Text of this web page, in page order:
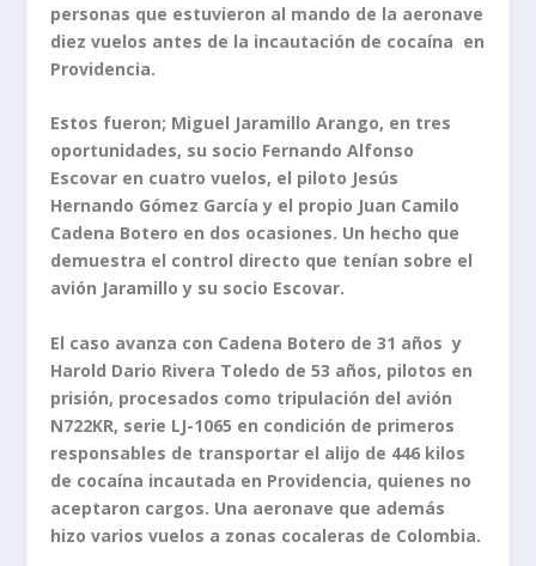
personas que estuvieron al mando de la aeronave
diez vuelos antes de la incautación de cocaína en
Providencia.
Estos fueron; Miguel Jaramillo Arango, en tres
oportunidades, su socio Fernando Alfonso
Escovar en cuatro vuelos, el piloto Jesús
Hernando Gómez García y el propio Juan Camilo
Cadena Botero en dos ocasiones. Un hecho que
demuestra el control directo que tenían sobre el
avión Jaramillo y su socio Escovar.
El caso avanza con Cadena Botero de 31 años y
Harold Dario Rivera Toledo de 53 años, pilotos en
prisión, procesados como tripulación del avión
N722KR, serie LJ-1065 en condición de primeros
responsables de transportar el alijo de 446 kilos
de cocaína incautada en Providencia, quienes no
aceptaron cargos. Una aeronave que además
hizo varios vuelos a zonas cocaleras de Colombia.